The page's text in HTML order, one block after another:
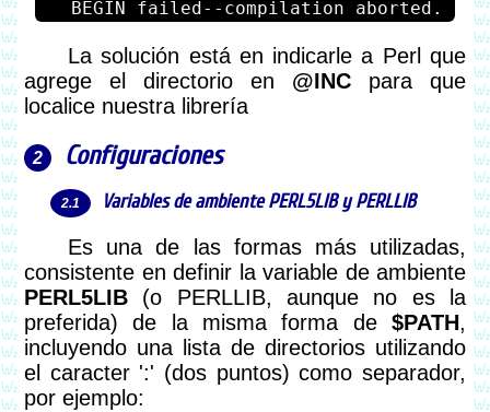
La solución está en indicarle a Perl que
agrege el directorio en @INC para que
localice nuestra librería
Configuraciones
Variables de ambientePERL5LIByPERLLIB
Es una de las formas más utilizadas,
consistente en definir la variable de ambiente
PERL5LIB (o PERLLIB, aunque no es la
preferida) de la misma forma de $PATH,
incluyendo una lista de directorios utilizando
el caracter ':' (dos puntos) como separador,
por ejemplo: